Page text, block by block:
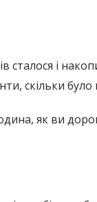
і
скільки було
як ви